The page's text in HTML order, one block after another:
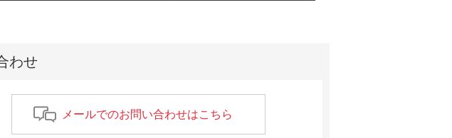
わせ
メールでのお問い合わせはこちら